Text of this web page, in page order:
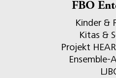
FBO
Kinder &
Kitas &
Projekt
Ensemble-